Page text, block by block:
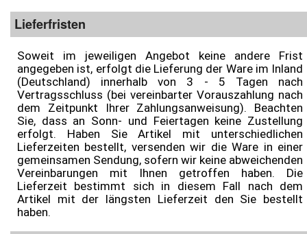
Lieferfristen
Soweit im jeweiligen Angebot keine andere Frist
angegeben ist, erfolgt die Lieferung der Ware im Inland
(Deutschland) innerhalb von 3 - 5 Tagen nach
Vertragsschluss (bei vereinbarter Vorauszahlung nach
dem Zeitpunkt Ihrer Zahlungsanweisung). Beachten
Sie, dass an Sonn- und Feiertagen keine Zustellung
erfolgt. Haben Sie Artikel mit unterschiedlichen
Lieferzeiten bestellt, versenden wir die Ware in einer
gemeinsamen Sendung, sofern wir keine abweichenden
Vereinbarungen mit Ihnen getroffen haben. Die
Lieferzeit bestimmt sich in diesem Fall nach dem
Artikel mit der längsten Lieferzeit den Sie bestellt
haben.